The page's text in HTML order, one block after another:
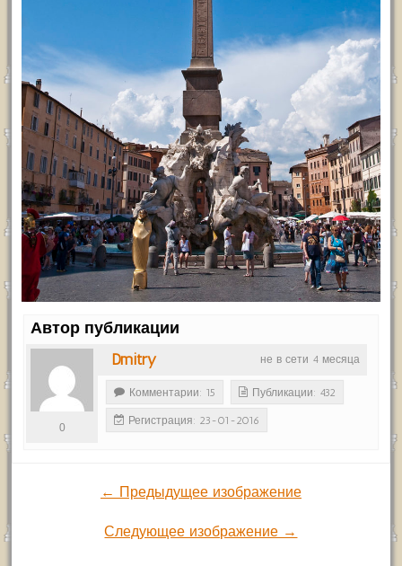
Автор публикации
не в сети 4 месяца
Dmitry
0
Комментарии: 15 Публикации: 432
Регистрация: 23-01-2016
← Предыдущее изображение
Следующее изображение →